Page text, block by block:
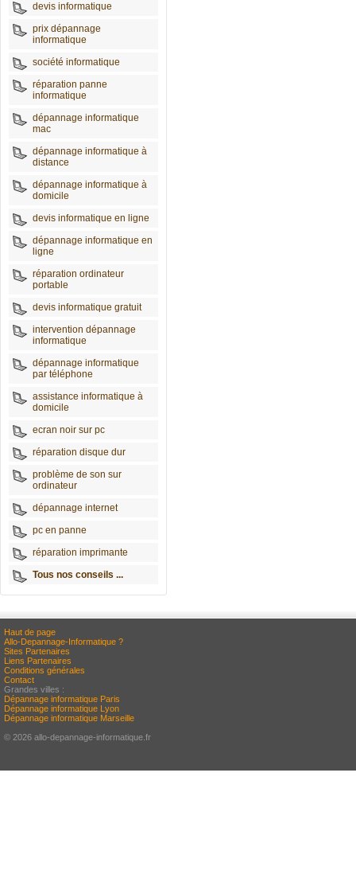
devis informatique
prix dépannage
informatique
société informatique
réparation panne
informatique
dépannage informatique
mac
dépannage informatique à
distance
dépannage informatique à
domicile
devis informatique en ligne
dépannage informatique en
ligne
réparation ordinateur
portable
devis informatique gratuit
intervention dépannage
informatique
dépannage informatique
par téléphone
assistance informatique à
domicile
ecran noir sur pc
réparation disque dur
problème de son sur
ordinateur
dépannage internet
pc en panne
réparation imprimante
Tous nos conseils ...
Haut de page
Allo-Depannage-Informatique ?
Sites Partenaires
Liens Partenaires
Conditions générales
Contact
Grandes villes :
Dépannage informatique Paris
Dépannage informatique Lyon
Dépannage informatique Marseille
© 2026 allo-depannage-informatique.fr